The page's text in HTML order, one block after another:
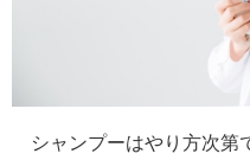
シャンプーはやり方次第